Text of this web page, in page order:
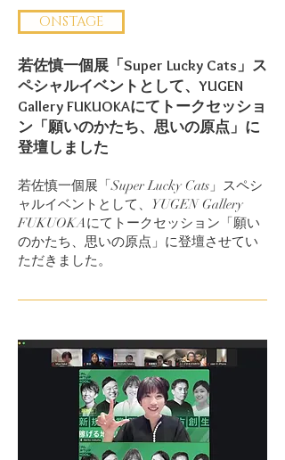
ONSTAGE
若佐慎一個展「Super Lucky Cats」ス
ペシャルイベントとして、YUGEN
Gallery FUKUOKAにてトークセッショ
ン「願いのかたち、思いの原点」に
登壇しました
若佐慎一個展「Super Lucky Cats」スペシ
ャルイベントとして、YUGEN Gallery
FUKUOKAにてトークセッション「願い
のかたち、思いの原点」に登壇させてい
ただきました。